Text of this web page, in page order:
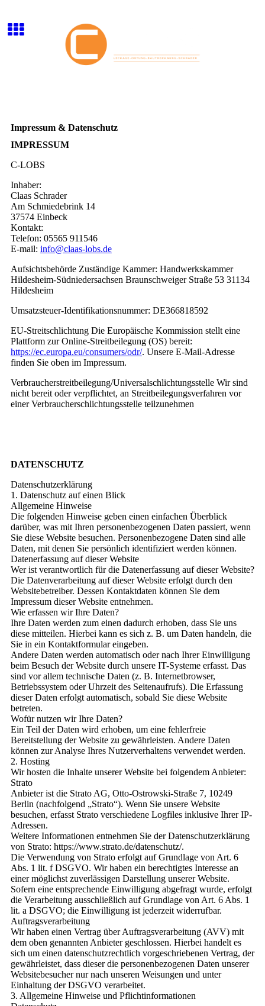
Impressum & Datenschutz
IMPRESSUM
C-LOBS
Inhaber:
Claas Schrader
Am Schmiedebrink 14
37574 Einbeck
Kontakt:
Telefon: 05565 911546
E-mail: info@claas-lobs.de
Aufsichtsbehörde Zuständige Kammer: Handwerkskammer
Hildesheim-Südniedersachsen Braunschweiger Straße 53 31134
Hildesheim
Umsatzsteuer-Identifikationsnummer: DE366818592
EU-Streitschlichtung Die Europäische Kommission stellt eine
Plattform zur Online-Streitbeilegung (OS) bereit:
https://ec.europa.eu/consumers/odr/. Unsere E-Mail-Adresse
finden Sie oben im Impressum.
Verbraucherstreitbeilegung/Universalschlichtungsstelle Wir sind
nicht bereit oder verpflichtet, an Streitbeilegungsverfahren vor
einer Verbraucherschlichtungsstelle teilzunehmen
DATENSCHUTZ
Datenschutzerklärung
1. Datenschutz auf einen Blick
Allgemeine Hinweise
Die folgenden Hinweise geben einen einfachen Überblick
darüber, was mit Ihren personenbezogenen Daten passiert, wenn
Sie diese Website besuchen. Personenbezogene Daten sind alle
Daten, mit denen Sie persönlich identifiziert werden können.
Datenerfassung auf dieser Website
Wer ist verantwortlich für die Datenerfassung auf dieser Website?
Die Datenverarbeitung auf dieser Website erfolgt durch den
Websitebetreiber. Dessen Kontaktdaten können Sie dem
Impressum dieser Website entnehmen.
Wie erfassen wir Ihre Daten?
Ihre Daten werden zum einen dadurch erhoben, dass Sie uns
diese mitteilen. Hierbei kann es sich z. B. um Daten handeln, die
Sie in ein Kontaktformular eingeben.
Andere Daten werden automatisch oder nach Ihrer Einwilligung
beim Besuch der Website durch unsere IT-Systeme erfasst. Das
sind vor allem technische Daten (z. B. Internetbrowser,
Betriebssystem oder Uhrzeit des Seitenaufrufs). Die Erfassung
dieser Daten erfolgt automatisch, sobald Sie diese Website
betreten.
Wofür nutzen wir Ihre Daten?
Ein Teil der Daten wird erhoben, um eine fehlerfreie
Bereitstellung der Website zu gewährleisten. Andere Daten
können zur Analyse Ihres Nutzerverhaltens verwendet werden.
2. Hosting
Wir hosten die Inhalte unserer Website bei folgendem Anbieter:
Strato
Anbieter ist die Strato AG, Otto-Ostrowski-Straße 7, 10249
Berlin (nachfolgend „Strato“). Wenn Sie unsere Website
besuchen, erfasst Strato verschiedene Logfiles inklusive Ihrer IP-
Adressen.
Weitere Informationen entnehmen Sie der Datenschutzerklärung
von Strato: https://www.strato.de/datenschutz/.
Die Verwendung von Strato erfolgt auf Grundlage von Art. 6
Abs. 1 lit. f DSGVO. Wir haben ein berechtigtes Interesse an
einer möglichst zuverlässigen Darstellung unserer Website.
Sofern eine entsprechende Einwilligung abgefragt wurde, erfolgt
die Verarbeitung ausschließlich auf Grundlage von Art. 6 Abs. 1
lit. a DSGVO; die Einwilligung ist jederzeit widerrufbar.
Auftragsverarbeitung
Wir haben einen Vertrag über Auftragsverarbeitung (AVV) mit
dem oben genannten Anbieter geschlossen. Hierbei handelt es
sich um einen datenschutzrechtlich vorgeschriebenen Vertrag, der
gewährleistet, dass dieser die personenbezogenen Daten unserer
Websitebesucher nur nach unseren Weisungen und unter
Einhaltung der DSGVO verarbeitet.
3. Allgemeine Hinweise und Pflichtinformationen